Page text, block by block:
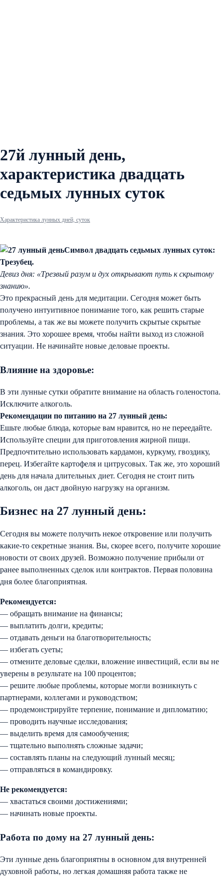
27й лунный день,
характеристика двадцать
седьмых лунных суток
Характеристика лунных дней, суток
Символ двадцать седьмых лунных суток:
Трезубец.
Девиз дня: «Трезвый разум и дух открывают путь к скрытому
знанию».
Это прекрасный день для медитации. Сегодня может быть
получено интуитивное понимание того, как решить старые
проблемы, а так же вы можете получить скрытые скрытые
знания. Это хорошее время, чтобы найти выход из сложной
ситуации. Не начинайте новые деловые проекты.
Влияние на здоровье:
В эти лунные сутки обратите внимание на область голеностопа.
Исключите алкоголь.
Рекомендации по питанию на 27 лунный день:
Ешьте любые блюда, которые вам нравится, но не переедайте.
Используйте специи для приготовления жирной пищи.
Предпочтительно использовать кардамон, куркуму, гвоздику,
перец. Избегайте картофеля и цитрусовых. Так же, это хороший
день для начала длительных диет. Сегодня не стоит пить
алкоголь, он даст двойную нагрузку на организм.
Бизнес на 27 лунный день:
Сегодня вы можете получить некое откровение или получить
какие-то секретные знания. Вы, скорее всего, получите хорошие
новости от своих друзей. Возможно получение прибыли от
ранее выполненных сделок или контрактов. Первая половина
дня более благоприятная.
Рекомендуется:
— обращать внимание на финансы;
— выплатить долги, кредиты;
— отдавать деньги на благотворительность;
— избегать суеты;
— отмените деловые сделки, вложение инвестиций, если вы не
уверены в результате на 100 процентов;
— решите любые проблемы, которые могли возникнуть с
партнерами, коллегами и руководством;
— продемонстрируйте терпение, понимание и дипломатию;
— проводить научные исследования;
— выделить время для самообучения;
— тщательно выполнять сложные задачи;
— составлять планы на следующий лунный месяц;
— отправляться в командировку.
Не рекомендуется:
— хвастаться своими достижениями;
— начинать новые проекты.
Работа по дому на 27 лунный день:
Эти лунные день благоприятны в основном для внутренней
духовной работы, но легкая домашняя работа также не